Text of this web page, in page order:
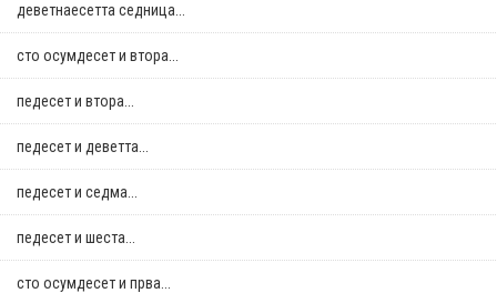
деветнаесетта седница...
сто осумдесет и втора...
педесет и втора...
педесет и деветта...
педесет и седма...
педесет и шеста...
сто осумдесет и прва...